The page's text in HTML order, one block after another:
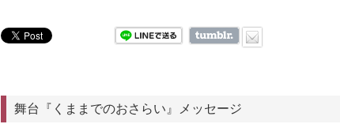
舞台『くままでのおさらい』メッセージ